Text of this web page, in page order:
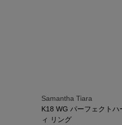
Samantha Tiara
K18 WG パーフェクトハ
ィ リング